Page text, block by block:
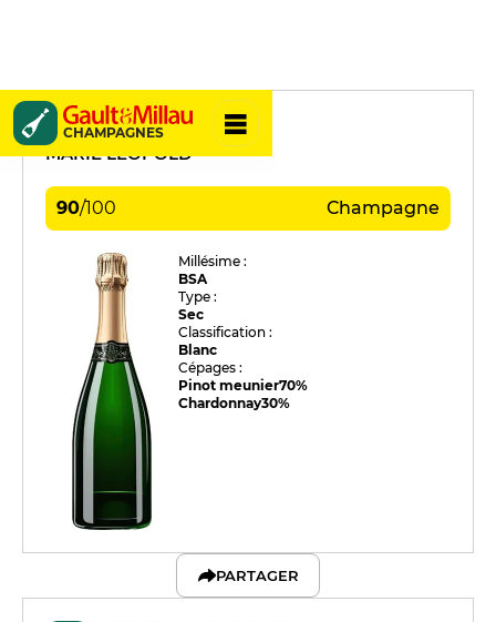
CHAMPAGNES
Apollonis
MARIE LÉOPOLD
90/100 Champagne
Millésime :
BSA
Type :
Sec
Classification :
Blanc
Cépages :
Pinot meunier70%
Chardonnay30%
PARTAGER